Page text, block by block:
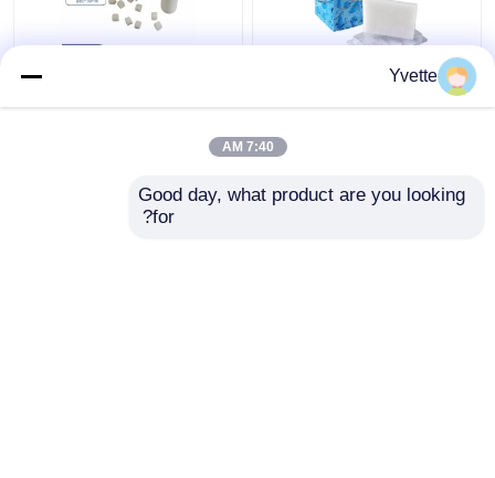
جراحة طبية اسفنج
جيلاتين مرقئ اسفنجة
جيلاتينية قابلة للامتصاص
افضل سعر
الهيمستاتيكي الضمادة
الجرح الشرجية الإسفنج
الهيمستاتيكي
افضل سعر
Yvette
7:40 AM
Good day, what product are you looking
for?